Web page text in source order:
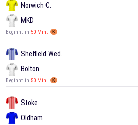
Norwich C.
MKD
Beginnt in 50 Min. K
Sheffield Wed.
Bolton
Beginnt in 50 Min. K
Stoke
Oldham